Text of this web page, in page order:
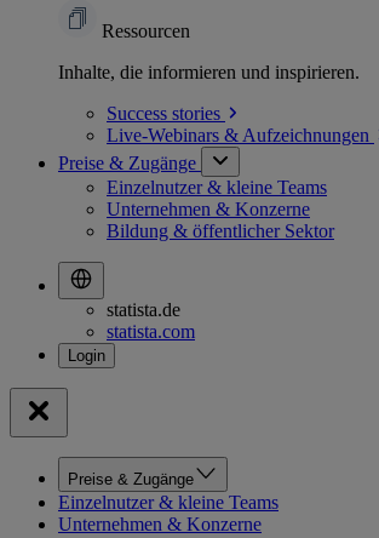
Ressourcen
Inhalte, die informieren und inspirieren.
Success stories
Live-Webinars & Aufzeichnungen
Preise & Zugänge
Einzelnutzer & kleine Teams
Unternehmen & Konzerne
Bildung & öffentlicher Sektor
statista.de
statista.com
Preise & Zugänge
Einzelnutzer & kleine Teams
Unternehmen & Konzerne